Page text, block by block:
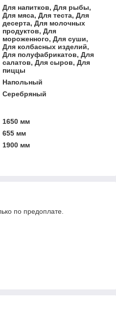
Для напитков, Для рыбы,
Для мяса, Для теста, Для
десерта, Для молочных
продуктов, Для
мороженного, Для суши,
Для колбасных изделий,
Для полуфабрикатов, Для
салатов, Для сыров, Для
пиццы
Напольный
Серебряный
1650 мм
655 мм
1900 мм
по предоплате.